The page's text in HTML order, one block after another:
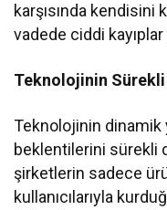
karşısında kendisini
vadede ciddi
Teknolojinin
Teknolojinin dinamik
beklentilerini sürekli
şirketlerin sadece
kullanıcılarıyla